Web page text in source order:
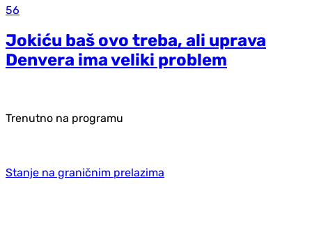
56
Jokiću baš ovo treba, ali uprava
Denvera ima veliki problem
Trenutno na programu
Stanje na graničnim prelazima